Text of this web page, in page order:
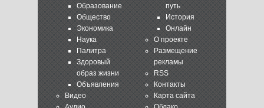
Образование
Общество
Экономика
Наука
Палитра
Здоровый
образ жизни
Объявления
Видео
путь
История
Онлайн
О проекте
Размещение
рекламы
RSS
Контакты
Карта сайта